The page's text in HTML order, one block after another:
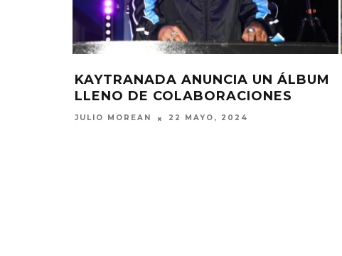
KAYTRANADA ANUNCIA UN ÁLBUM
LLENO DE COLABORACIONES
JULIO MOREAN 22 MAYO, 2024